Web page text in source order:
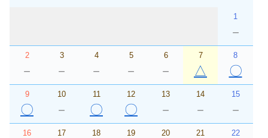
1
－
2
－
3
－
4
－
5
－
6
－
7
△
8
〇
9
〇
10
－
11
〇
12
〇
13
－
14
－
15
－
16 17 18 19 20 21 22